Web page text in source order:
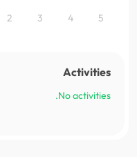
2 3 4 5
Activities
No activities.